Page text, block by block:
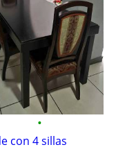
•
con 4 sillas